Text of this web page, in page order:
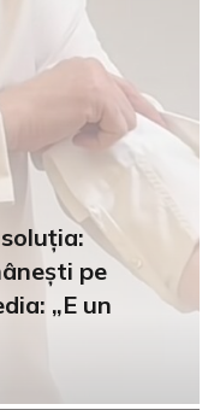
pe
„E un